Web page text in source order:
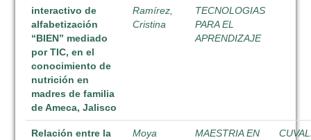
interactivo de
alfabetización
“BIEN” mediado
por TIC, en el
conocimiento de
nutrición en
madres de familia
de Ameca, Jalisco
Ramírez,
Cristina
TECNOLOGIAS
PARA EL
APRENDIZAJE
Relación entre la
Moya
MAESTRIA EN